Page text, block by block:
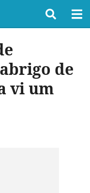
de
vi um